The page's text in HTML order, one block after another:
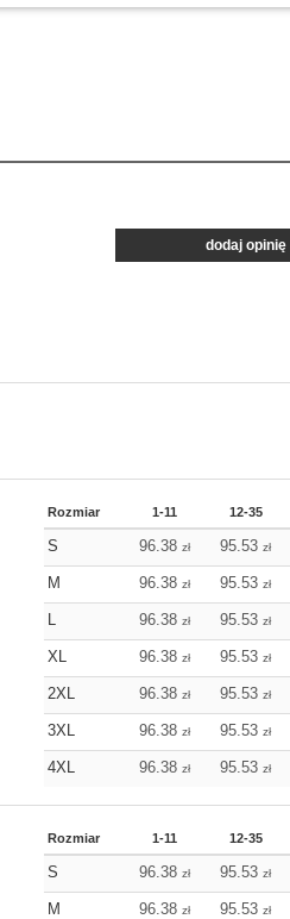
dodaj opinię
Rozmiar 1-11 12-35
S 96.38 zł 95.53zł
M 96.38 zł 95.53zł
L 96.38 zł 95.53zł
XL 96.38 zł 95.53zł
2XL 96.38 zł 95.53zł
3XL 96.38 zł 95.53zł
4XL 96.38 zł 95.53zł
Rozmiar 1-11 12-35
S 96.38 zł 95.53zł
M 96.38 zł 95.53zł